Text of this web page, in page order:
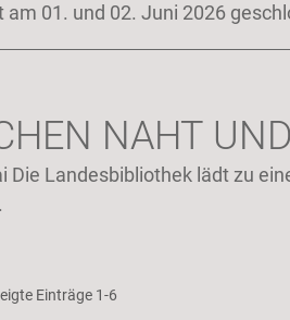
01. und 02. Juni 2026
NAHT
Die Landesbibliothek lädt zu
Einträge 1-6